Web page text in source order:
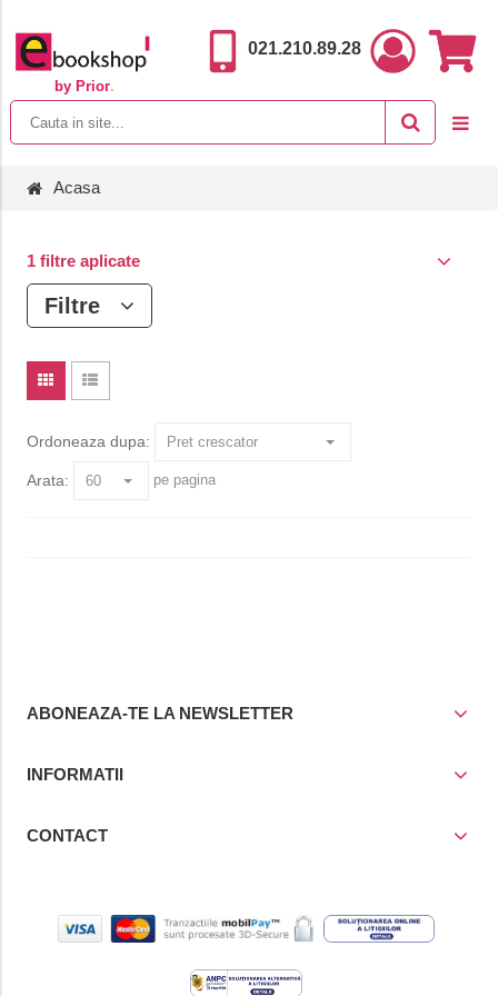
by Prior.
021.210.89.28
Acasa
1 filtre aplicate
Filtre
Ordoneaza dupa:
Arata: pe pagina
ABONEAZA-TE LA NEWSLETTER
INFORMATII
CONTACT